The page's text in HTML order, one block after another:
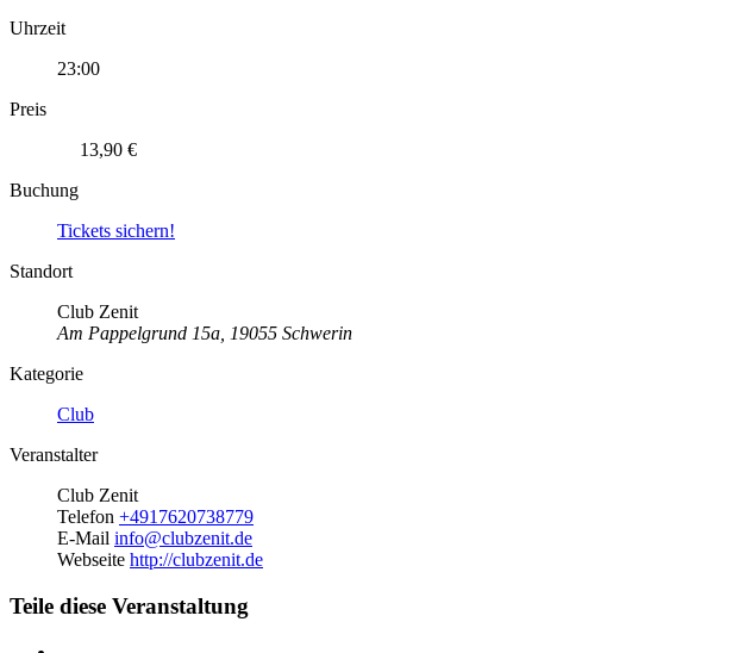
Uhrzeit
23:00
Preis
13,90 €
Buchung
Tickets sichern!
Standort
Club Zenit
Am Pappelgrund 15a, 19055 Schwerin
Kategorie
Club
Veranstalter
Club Zenit
Telefon +4917620738779
E-Mail info@clubzenit.de
Webseite http://clubzenit.de
Teile diese Veranstaltung